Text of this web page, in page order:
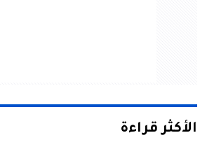
الأكثر قراءة